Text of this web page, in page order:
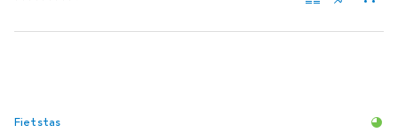
Fietstas